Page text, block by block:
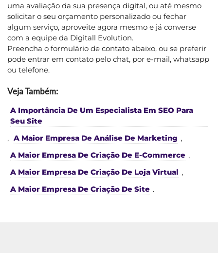
uma avaliação da sua presença digital, ou até mesmo
solicitar o seu orçamento personalizado ou fechar
algum serviço, aproveite agora mesmo e já converse
com a equipe da Digitall Evolution.
Preencha o formulário de contato abaixo, ou se preferir
pode entrar em contato pelo chat, por e-mail, whatsapp
ou telefone.
Veja Também:
A Importância De Um Especialista Em SEO Para
Seu Site
, A Maior Empresa De Análise De Marketing ,
A Maior Empresa De Criação De E-Commerce ,
A Maior Empresa De Criação De Loja Virtual ,
A Maior Empresa De Criação De Site .